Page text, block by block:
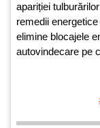
apariției
remedii
elimine blocajele
autovindecare pe